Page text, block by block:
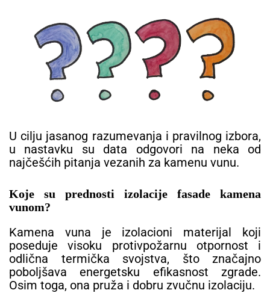
U cilju jasanog razumevanja i pravilnog izbora,
u nastavku su data odgovori na neka od
najčešćih pitanja vezanih za kamenu vunu.
Koje su prednosti izolacije fasade kamena
vunom?
Kamena vuna je izolacioni materijal koji
poseduje visoku protivpožarnu otpornost i
odlična termička svojstva, što značajno
poboljšava energetsku efikasnost zgrade.
Osim toga, ona pruža i dobru zvučnu izolaciju.